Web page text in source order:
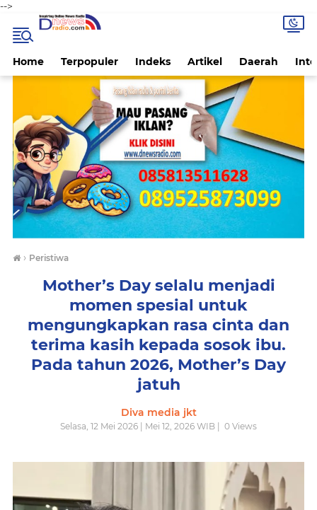
-->
Home Terpopuler Indeks Artikel Daerah
› Peristiwa
Mother’s Day selalu menjadi
momen spesial untuk
mengungkapkan rasa cinta dan
terima kasih kepada sosok ibu.
Pada tahun 2026, Mother’s Day
jatuh
Diva media jkt
Selasa, 12 Mei 2026 | Mei 12, 2026 WIB | 0 Views